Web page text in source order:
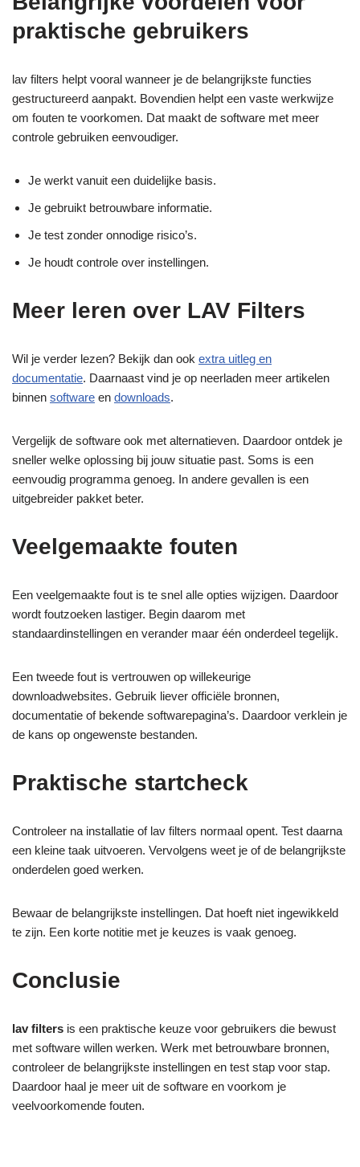
praktische gebruikers
lav filters helpt vooral wanneer je de belangrijkste functies
gestructureerd aanpakt. Bovendien helpt een vaste werkwijze
om fouten te voorkomen. Dat maakt de software met meer
controle gebruiken eenvoudiger.
Je werkt vanuit een duidelijke basis.
Je gebruikt betrouwbare informatie.
Je test zonder onnodige risico’s.
Je houdt controle over instellingen.
Meer leren over LAV Filters
Wil je verder lezen? Bekijk dan ook extra uitleg en
documentatie. Daarnaast vind je op neerladen meer artikelen
binnen software en downloads.
Vergelijk de software ook met alternatieven. Daardoor ontdek je
sneller welke oplossing bij jouw situatie past. Soms is een
eenvoudig programma genoeg. In andere gevallen is een
uitgebreider pakket beter.
Veelgemaakte fouten
Een veelgemaakte fout is te snel alle opties wijzigen. Daardoor
wordt foutzoeken lastiger. Begin daarom met
standaardinstellingen en verander maar één onderdeel tegelijk.
Een tweede fout is vertrouwen op willekeurige
downloadwebsites. Gebruik liever officiële bronnen,
documentatie of bekende softwarepagina’s. Daardoor verklein je
de kans op ongewenste bestanden.
Praktische startcheck
Controleer na installatie of lav filters normaal opent. Test daarna
een kleine taak uitvoeren. Vervolgens weet je of de belangrijkste
onderdelen goed werken.
Bewaar de belangrijkste instellingen. Dat hoeft niet ingewikkeld
te zijn. Een korte notitie met je keuzes is vaak genoeg.
Conclusie
lav filters is een praktische keuze voor gebruikers die bewust
met software willen werken. Werk met betrouwbare bronnen,
controleer de belangrijkste instellingen en test stap voor stap.
Daardoor haal je meer uit de software en voorkom je
veelvoorkomende fouten.